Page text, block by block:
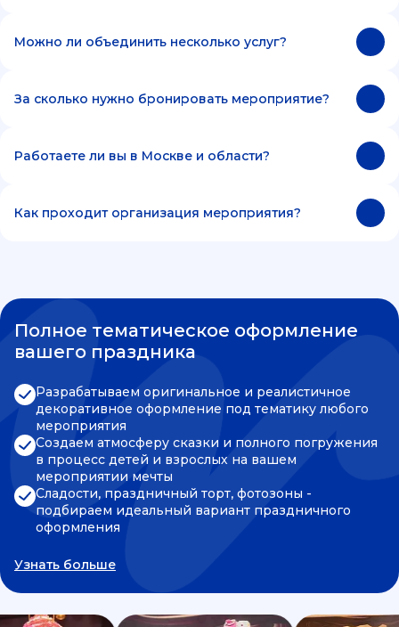
Можно ли объединить несколько услуг?
За сколько нужно бронировать мероприятие?
Работаете ли вы в Москве и области?
Как проходит организация мероприятия?
Полное тематическое оформление
вашего праздника
Разрабатываем оригинальное и реалистичное
декоративное оформление под тематику любого
мероприятия
Создаем атмосферу сказки и полного погружения
в процесс детей и взрослых на вашем
мероприятии мечты
Сладости, праздничный торт, фотозоны -
подбираем идеальный вариант праздничного
оформления
Узнать больше